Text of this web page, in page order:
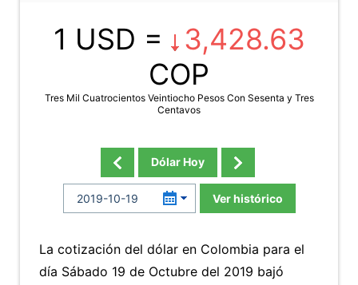
1 USD =
3,428.63
COP
Tres Mil Cuatrocientos Veintiocho Pesos Con Sesenta y Tres
Centavos
Dólar Hoy
Ver histórico
La cotización del dólar en Colombia para el
día Sábado 19 de Octubre del 2019 bajó